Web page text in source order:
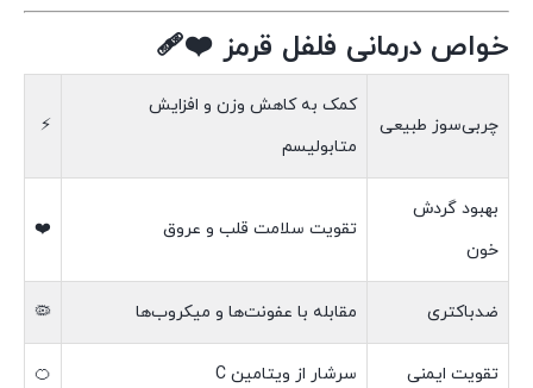
خواص درمانی فلفل قرمز ❤️‍🩹
چربی‌سوز طبیعی
کمک به کاهش وزن و افزایش
متابولیسم
⚡
بهبود گردش
خون
تقویت سلامت قلب و عروق ❤️
ضدباکتری مقابله با عفونت‌ها و میکروب‌ها 🦠
تقویت ایمنی سرشار از ویتامین C 🍊